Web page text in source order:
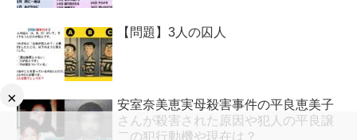
×
【問題】3人の囚人
安室奈美恵実母殺害事件の平良恵美子
さんが殺害された原因や犯人の平良譲
二の犯行動機や現在は？